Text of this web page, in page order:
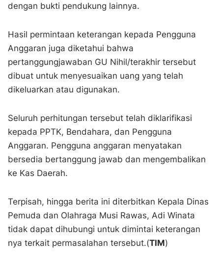
dengan bukti pendukung lainnya.
Hasil permintaan keterangan kepada Pengguna
Anggaran juga diketahui bahwa
pertanggungjawaban GU Nihil/terakhir tersebut
dibuat untuk menyesuaikan uang yang telah
dikeluarkan atau digunakan.
Seluruh perhitungan tersebut telah diklarifikasi
kepada PPTK, Bendahara, dan Pengguna
Anggaran. Pengguna anggaran menyatakan
bersedia bertanggung jawab dan mengembalikan
ke Kas Daerah.
Terpisah, hingga berita ini diterbitkan Kepala Dinas
Pemuda dan Olahraga Musi Rawas, Adi Winata
tidak dapat dihubungi untuk dimintai keterangan
nya terkait permasalahan tersebut.(TIM)